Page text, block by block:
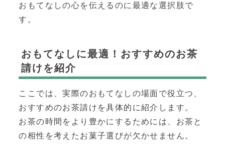
おもてなしの心を伝えるのに最適な選択肢で
す。
おもてなしに最適！おすすめのお茶
請けを紹介
ここでは、実際のおもてなしの場面で役立つ、
おすすめのお茶請けを具体的に紹介します。
お茶の時間をより豊かにするためには、お茶と
の相性を考えたお菓子選びが欠かせません。